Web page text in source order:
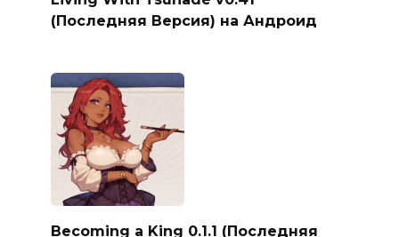
(Последняя Версия) на Андроид
Becoming a King 0.1.1 (Последняя